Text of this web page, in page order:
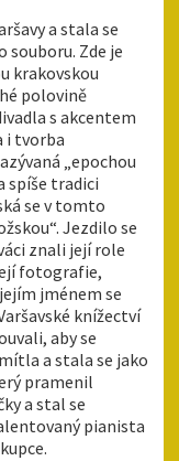
a stala se
souboru. Zde je
krakovskou
polovině
s akcentem
i tvorba
„epochou
spíše tradici
se v tomto
Jezdilo se
znali její role
fotografie,
jménem se
knížectví
aby se
a stala se jako
pramenil
a stal se
pianista